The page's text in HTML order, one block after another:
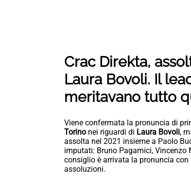
Crac Direkta,
Laura Bovoli. Il
meritavano tutto
Viene confermata la pronuncia di
Torino nei riguardi di Laura Bovoli,
assolta nel 2021 insieme a Paolo
imputati: Bruno Pagamici, Vincenzo
consiglio è arrivata la pronuncia
assoluzioni.